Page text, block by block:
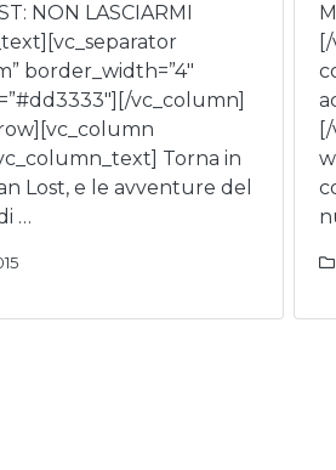
NON LASCIARMI
border_width=”4″
vc_column]
Torna in
Lost, e le avventure del
…